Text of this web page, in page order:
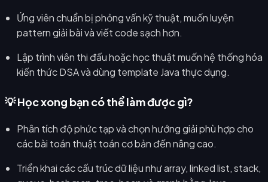
Ứng viên chuẩn bị phỏng vấn kỹ thuật, muốn luyện
pattern giải bài và viết code sạch hơn.
Lập trình viên thi đấu hoặc học thuật muốn hệ thống hóa
kiến thức DSA và dùng template Java thực dụng.
💡 Học xong bạn có thể làm được gì?
Phân tích độ phức tạp và chọn hướng giải phù hợp cho
các bài toán thuật toán cơ bản đến nâng cao.
Triển khai các cấu trúc dữ liệu như array, linked list, stack,